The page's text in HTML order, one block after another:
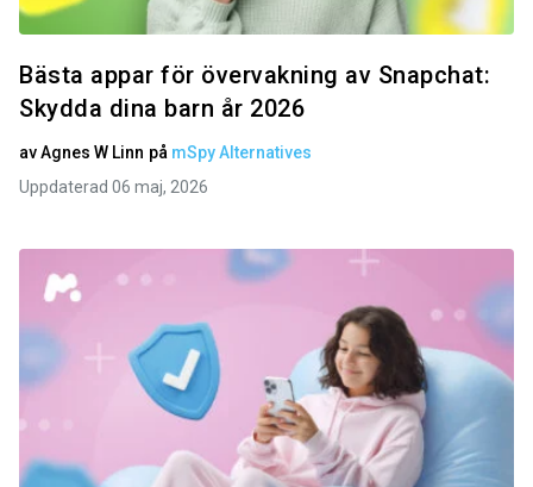
Bästa appar för övervakning av Snapchat:
Skydda dina barn år 2026
avAgnes W Linn på mSpy Alternatives
Uppdaterad 06 maj, 2026